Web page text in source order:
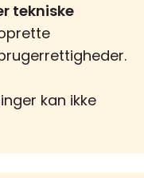
tekniske
kan ikke